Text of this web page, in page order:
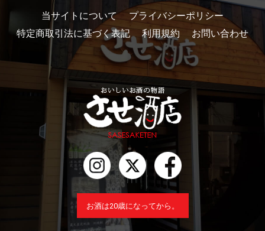
当サイトについて
プライバシーポリシー
特定商取引法に基づく表記
利用規約 お問い合わせ
お酒は20歳になってから。